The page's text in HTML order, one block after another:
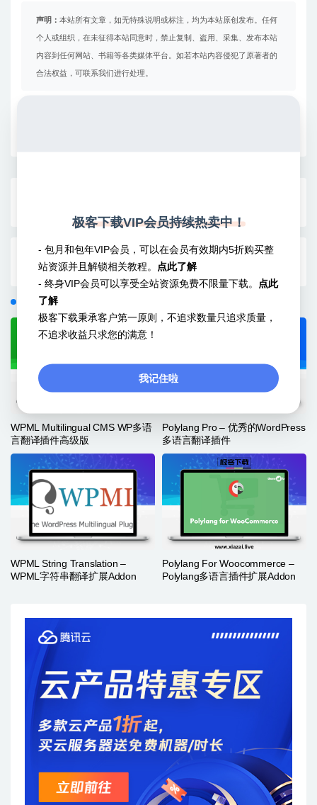
声明： 本站所有文章，如无特殊说明或标注，均为本站原创发布。任何
个人或组织，在未征得本站同意时，禁止复制、盗用、采集、发布本站
内容到任何网站、书籍等各类媒体平台。如若本站内容侵犯了原著者的
合法权益，可联系我们进行处理。
下一篇
Modula Pro – WordPress图片相册管理插件
相关文章
WPML Multilingual CMS WP多语
言翻译插件高级版
Polylang Pro – 优秀的WordPress
多语言翻译插件
WPML String Translation –
WPML字符串翻译扩展Addon
Polylang For Woocommerce –
Polylang多语言插件扩展Addon
极客下载VIP会员持续热卖中！
- 包月和包年VIP会员，可以在会员有效期内5折购买整
站资源并且解锁相关教程。
点此了解
- 终身VIP会员可以享受全站资源免费不限量下载。
点此
了解
极客下载秉承客户第一原则，不追求数量只追求质量，
不追求收益只求您的满意！
我记住啦